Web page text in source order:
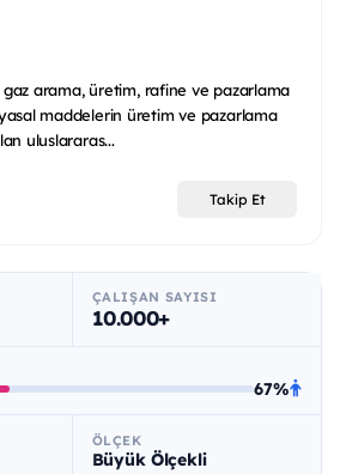
arama, üretim, rafine ve pazarlama
maddelerin üretim ve pazarlama
uluslararas...
Takip Et
ÇALIŞAN SAYISI
10.000+
67%
ÖLÇEK
Büyük Ölçekli